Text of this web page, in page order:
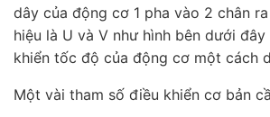
dây của động cơ 1 pha vào 2 chân
hiệu là U và V như hình bên dưới
khiển tốc độ của động cơ một cách
Một vài tham số điều khiển cơ bản